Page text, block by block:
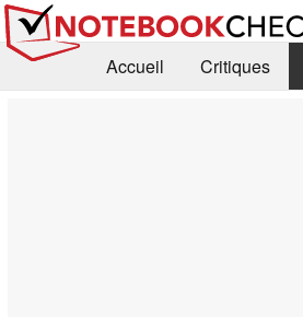
Accueil Critiques